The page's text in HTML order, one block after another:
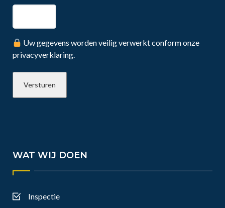
Uw gegevens worden veilig verwerkt conform onze
privacyverklaring.
WAT WIJ DOEN
Inspectie